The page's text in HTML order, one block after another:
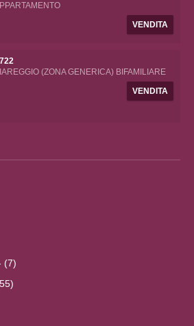
VENDITA
(ZONA GENERICA) BIFAMILIARE
VENDITA
(7)